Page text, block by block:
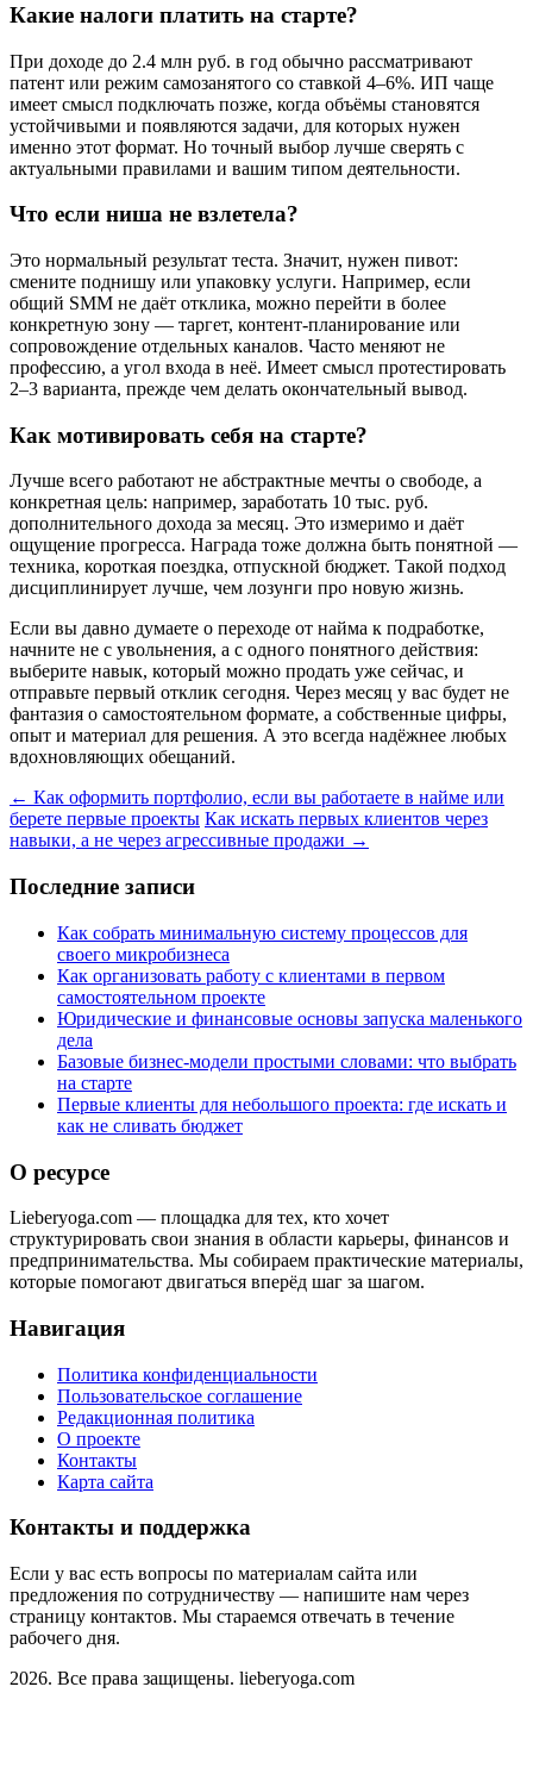
Какие налоги платить на старте?
При доходе до 2.4 млн руб. в год обычно рассматривают
патент или режим самозанятого со ставкой 4–6%. ИП чаще
имеет смысл подключать позже, когда объёмы становятся
устойчивыми и появляются задачи, для которых нужен
именно этот формат. Но точный выбор лучше сверять с
актуальными правилами и вашим типом деятельности.
Что если ниша не взлетела?
Это нормальный результат теста. Значит, нужен пивот:
смените поднишу или упаковку услуги. Например, если
общий SMM не даёт отклика, можно перейти в более
конкретную зону — таргет, контент-планирование или
сопровождение отдельных каналов. Часто меняют не
профессию, а угол входа в неё. Имеет смысл протестировать
2–3 варианта, прежде чем делать окончательный вывод.
Как мотивировать себя на старте?
Лучше всего работают не абстрактные мечты о свободе, а
конкретная цель: например, заработать 10 тыс. руб.
дополнительного дохода за месяц. Это измеримо и даёт
ощущение прогресса. Награда тоже должна быть понятной —
техника, короткая поездка, отпускной бюджет. Такой подход
дисциплинирует лучше, чем лозунги про новую жизнь.
Если вы давно думаете о переходе от найма к подработке,
начните не с увольнения, а с одного понятного действия:
выберите навык, который можно продать уже сейчас, и
отправьте первый отклик сегодня. Через месяц у вас будет не
фантазия о самостоятельном формате, а собственные цифры,
опыт и материал для решения. А это всегда надёжнее любых
вдохновляющих обещаний.
← Как оформить портфолио, если вы работаете в найме или
берете первые проекты Как искать первых клиентов через
навыки, а не через агрессивные продажи →
Последние записи
Как собрать минимальную систему процессов для
своего микробизнеса
Как организовать работу с клиентами в первом
самостоятельном проекте
Юридические и финансовые основы запуска маленького
дела
Базовые бизнес-модели простыми словами: что выбрать
на старте
Первые клиенты для небольшого проекта: где искать и
как не сливать бюджет
О ресурсе
Lieberyoga.com — площадка для тех, кто хочет
структурировать свои знания в области карьеры, финансов и
предпринимательства. Мы собираем практические материалы,
которые помогают двигаться вперёд шаг за шагом.
Навигация
Политика конфиденциальности
Пользовательское соглашение
Редакционная политика
О проекте
Контакты
Карта сайта
Контакты и поддержка
Если у вас есть вопросы по материалам сайта или
предложения по сотрудничеству — напишите нам через
страницу контактов. Мы стараемся отвечать в течение
рабочего дня.
2026. Все права защищены. lieberyoga.com